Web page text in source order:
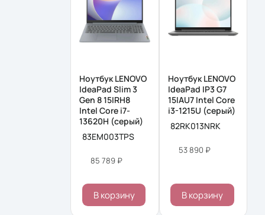
Ноутбук LENOVO
IdeaPad Slim 3
Gen 8 15IRH8
Intel Core i7-
13620H (серый)
83EM003TPS
85 789 ₽
В корзину
Ноутбук LENOVO
IdeaPad IP3 G7
15IAU7 Intel Core
i3-1215U (серый)
82RK013NRK
53 890 ₽
В корзину